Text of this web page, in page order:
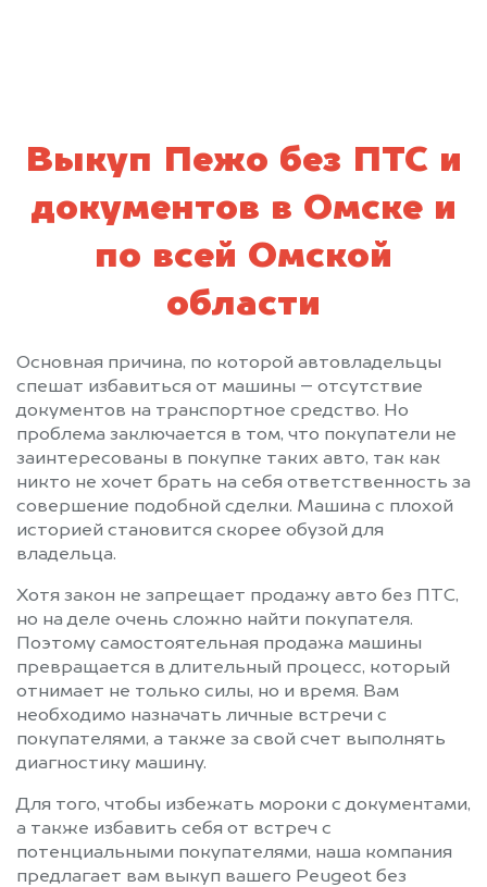
Выкуп Пежо без ПТС и
документов в Омске и
по всей Омской
области
Основная причина, по которой автовладельцы
спешат избавиться от машины – отсутствие
документов на транспортное средство. Но
проблема заключается в том, что покупатели не
заинтересованы в покупке таких авто, так как
никто не хочет брать на себя ответственность за
совершение подобной сделки. Машина с плохой
историей становится скорее обузой для
владельца.
Хотя закон не запрещает продажу авто без ПТС,
но на деле очень сложно найти покупателя.
Поэтому самостоятельная продажа машины
превращается в длительный процесс, который
отнимает не только силы, но и время. Вам
необходимо назначать личные встречи с
покупателями, а также за свой счет выполнять
диагностику машину.
Для того, чтобы избежать мороки с документами,
а также избавить себя от встреч с
потенциальными покупателями, наша компания
предлагает вам выкуп вашего Peugeot без